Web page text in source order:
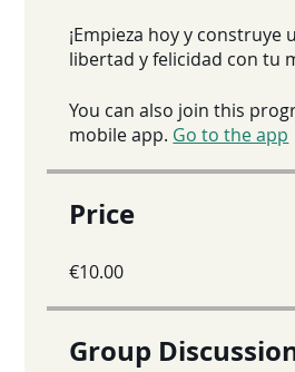
¡Empieza hoy y construye
libertad y felicidad con tu
You can also join this
mobile app. Go to the app
Price
€10.00
Group